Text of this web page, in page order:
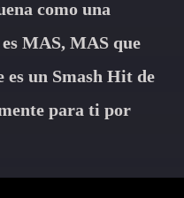
como una
MAS, MAS que
es un Smash Hit de
para ti por